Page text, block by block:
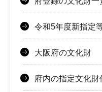
令和5年度新指定
大阪府の文化財
府内の指定文化財